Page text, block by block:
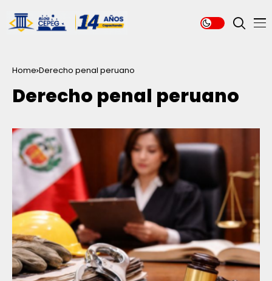
Home Derecho penal peruano
Derecho penal peruano